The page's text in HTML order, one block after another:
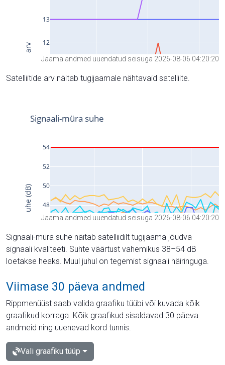
Jaama andmed uuendatud seisuga 2026-08-06 04:20:20
Satelliitide arv näitab tugijaamale nähtavaid satelliite.
Jaama andmed uuendatud seisuga 2026-08-06 04:20:20
Signaali-müra suhe näitab satelliidilt tugijaama jõudva
signaali kvaliteeti. Suhte väärtust vahemikus 38–54 dB
loetakse heaks. Muul juhul on tegemist signaali häiringuga.
Viimase 30 päeva andmed
Rippmenüüst saab valida graafiku tüübi või kuvada kõik
graafikud korraga. Kõik graafikud sisaldavad 30 päeva
andmeid ning uuenevad kord tunnis.
Vali graafiku tüüp